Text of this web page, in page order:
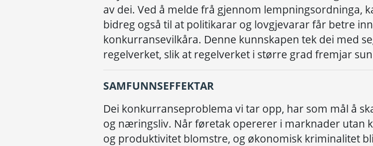
av dei. Ved å melde frå gjennom lempningsordninga,
bidreg også til at politikarar og lovgjevararfår betre
konkurransevilkåra. Denne kunnskapen tek dei med
regelverket, slik at regelverket i større grad fremjar
SAMFUNNSEFFEKTAR
Dei konkurranseproblema vi tar opp, har som mål å
og næringsliv. Nårføretak opererer i marknader utan
og produktivitet blomstre, og økonomisk kriminalitet